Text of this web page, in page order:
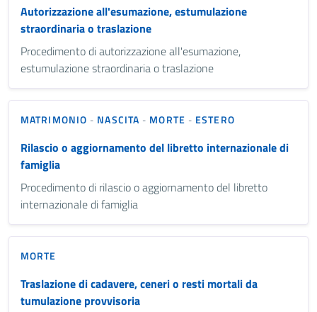
Autorizzazione all'esumazione, estumulazione
straordinaria o traslazione
Procedimento di autorizzazione all'esumazione,
estumulazione straordinaria o traslazione
MATRIMONIO - NASCITA - MORTE - ESTERO
Rilascio o aggiornamento del libretto internazionale di
famiglia
Procedimento di rilascio o aggiornamento del libretto
internazionale di famiglia
MORTE
Traslazione di cadavere, ceneri o resti mortali da
tumulazione provvisoria